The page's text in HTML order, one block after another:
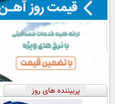
پربیننده های روز